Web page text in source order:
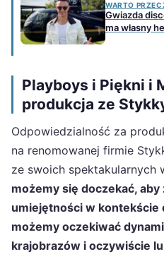
WARTO
Gwiazda
ma własny
Playboys i Piękni i
produkcja ze
Odpowiedzialność za
na renomowanej firmie
ze swoich spektakularnych
możemy się doczekać,
umiejętności w kontekście
możemy oczekiwać
krajobrazów i oczywiście